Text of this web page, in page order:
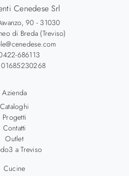
Cenedese Srl
90 - 31030
di Breda (Treviso)
686113
01685230268
Azienda
Cataloghi
Progetti
Contatti
Outlet
a Treviso
Cucine